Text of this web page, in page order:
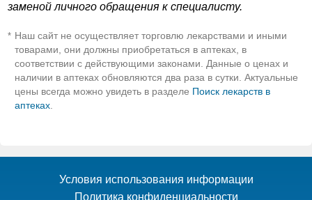
заменой личного обращения к специалисту.
* Наш сайт не осуществляет торговлю лекарствами и иными
товарами, они должны приобретаться в аптеках, в
соответствии с действующими законами. Данные о ценах и
наличии в аптеках обновляются два раза в сутки. Актуальные
цены всегда можно увидеть в разделе Поиск лекарств в
аптеках.
Условия использования информации
Политика конфиденциальности